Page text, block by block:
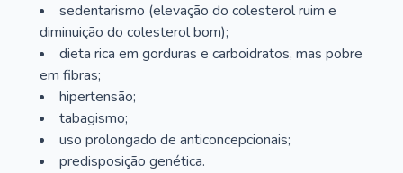
sedentarismo (elevação do colesterol ruim e
diminuição do colesterol bom);
dieta rica em gorduras e carboidratos, mas pobre
em fibras;
hipertensão;
tabagismo;
uso prolongado de anticoncepcionais;
predisposição genética.